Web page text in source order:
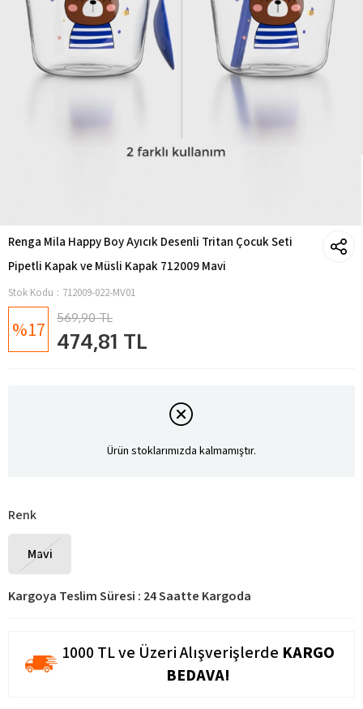
Renga Mila Happy Boy Ayıcık Desenli Tritan Çocuk Seti
Pipetli Kapak ve Müsli Kapak 712009 Mavi
Stok Kodu 712009-022-MV01
17 569,90 TL
474,81 TL
Ürün stoklarımızda kalmamıştır.
Renk
Mavi
Kargoya Teslim Süresi : 24 Saatte Kargoda
1000 TL ve Üzeri Alışverişlerde KARGO
BEDAVA!